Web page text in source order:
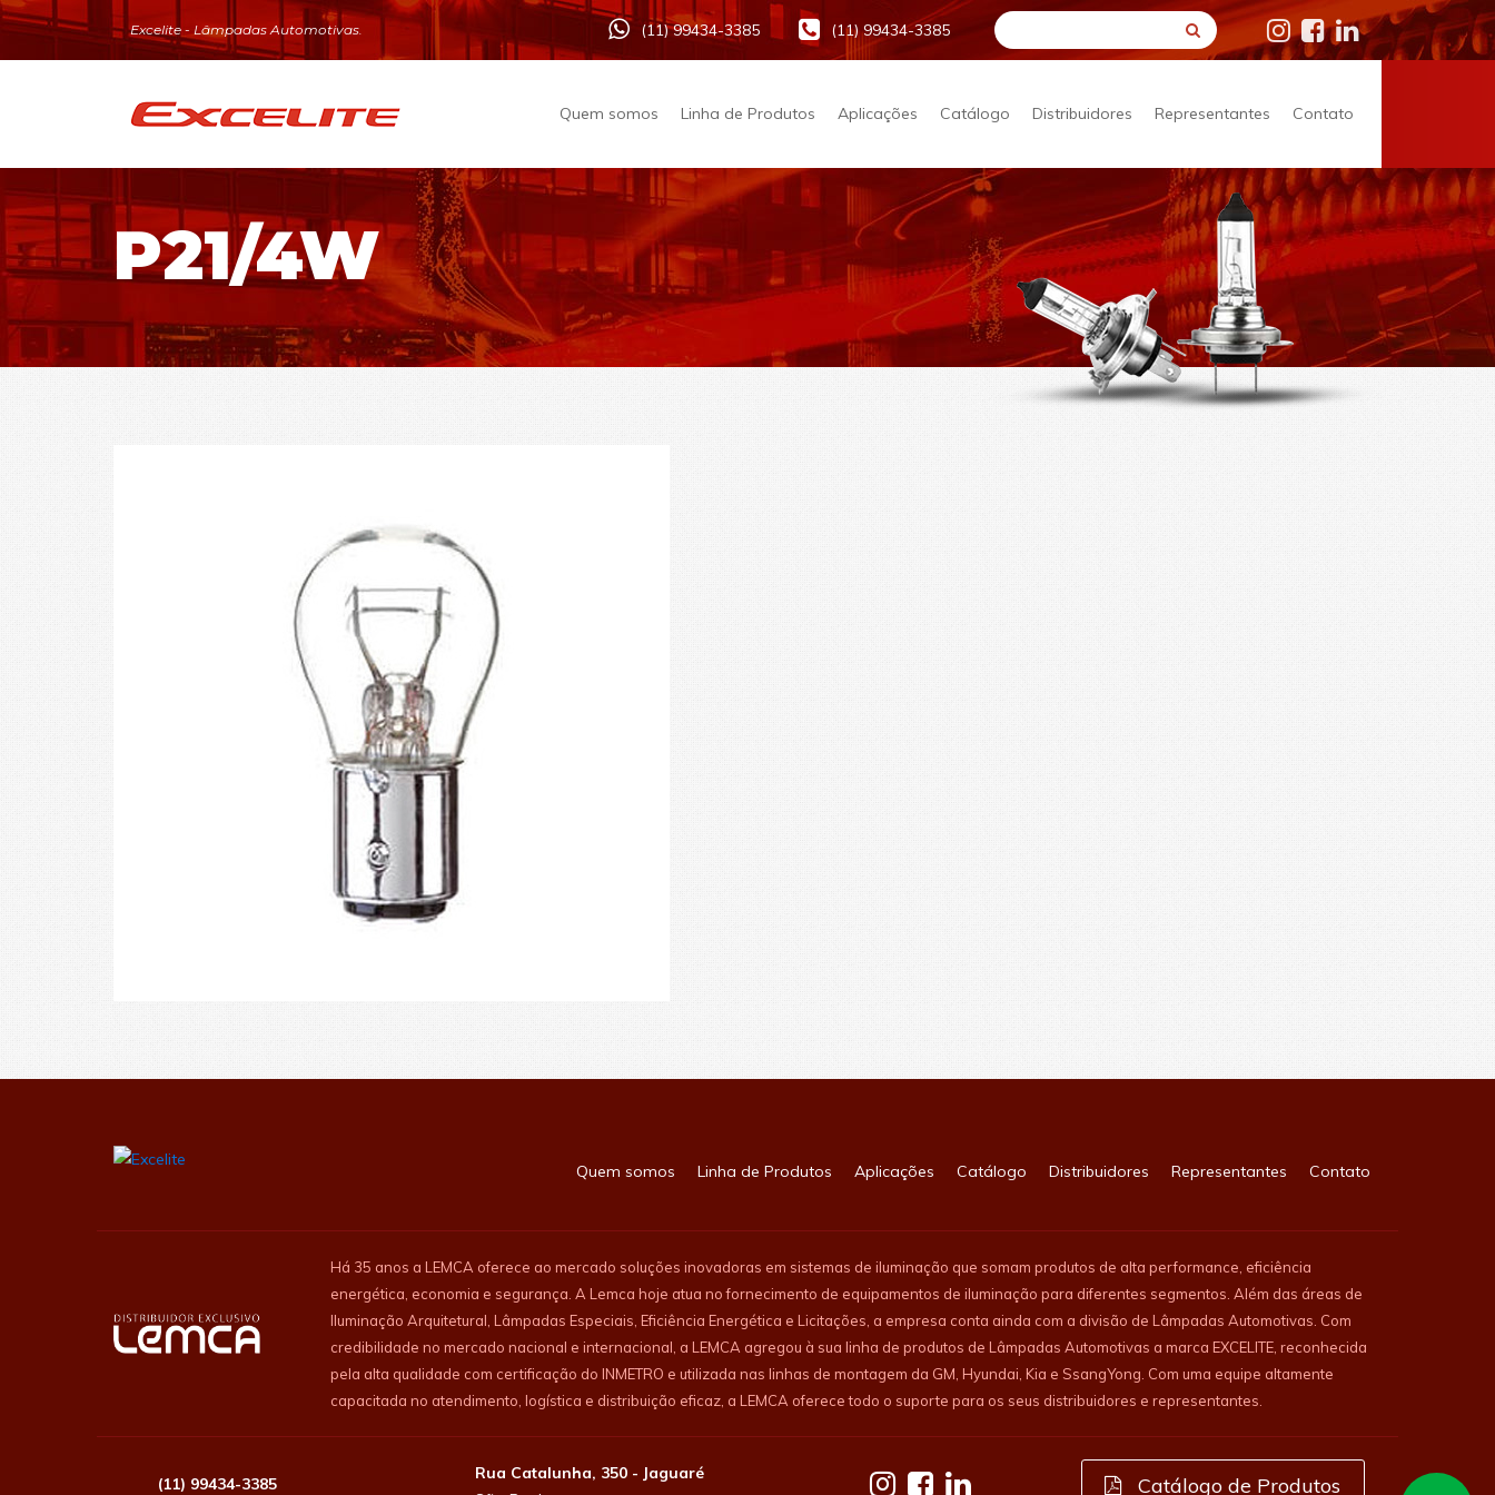
Excelite - Lâmpadas Automotivas. (11) 99434-3385 (11) 99434-3385
Quem somos Linha de Produtos Aplicações Catálogo Distribuidores Representantes Contato
P21/4W
Quem somos Linha de Produtos Aplicações Catálogo Distribuidores Representantes Contato
Há 35 anos a LEMCA oferece ao mercado soluções inovadoras em sistemas de iluminação que somam produtos de alta performance, eficiência
energética, economia e segurança. A Lemca hoje atua no fornecimento de equipamentos de iluminação para diferentes segmentos. Além das áreas de
Iluminação Arquitetural, Lâmpadas Especiais, Eficiência Energética e Licitações, a empresa conta ainda com a divisão de Lâmpadas Automotivas. Com
credibilidade no mercado nacional e internacional, a LEMCA agregou à sua linha de produtos de Lâmpadas Automotivas a marca EXCELITE, reconhecida
pela alta qualidade com certificação do INMETRO e utilizada nas linhas de montagem da GM, Hyundai, Kia e SsangYong. Com uma equipe altamente
capacitada no atendimento, logística e distribuição eficaz, a LEMCA oferece todo o suporte para os seus distribuidores e representantes.
(11) 99434-3385
Rua Catalunha, 350 - Jaguaré
Catálogo de Produtos